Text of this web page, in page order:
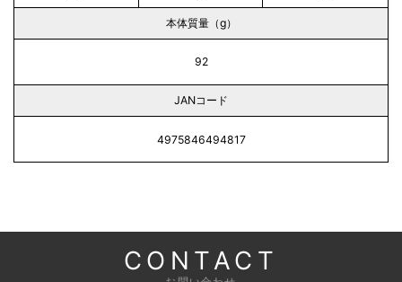
本体質量（g）
92
JANコード
4975846494817
CONTACT